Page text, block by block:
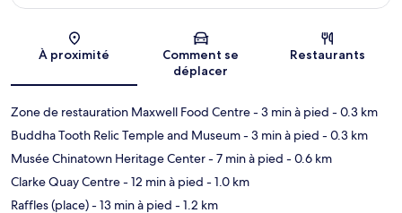
Carte
À proximité
Comment se
déplacer
Restaurants
Zone de restauration Maxwell Food Centre- 3 min à pied - 0.3 km
Buddha Tooth Relic Temple and Museum- 3 min à pied - 0.3 km
Musée Chinatown Heritage Center- 7 min à pied - 0.6 km
Clarke Quay Centre- 12 min à pied - 1.0 km
Raffles (place)- 13 min à pied - 1.2 km